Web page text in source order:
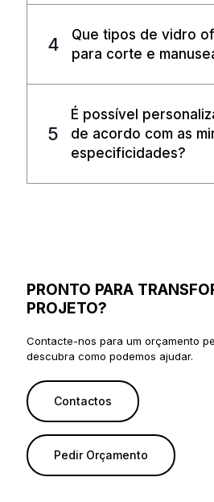
Que tipos de vidro
para corte e
É possível
de acordo com as
especificidades?
PRONTO PARA
PROJETO?
Contacte-nos para um orçamento
descubra como podemos ajudar.
Contactos
Pedir Orçamento